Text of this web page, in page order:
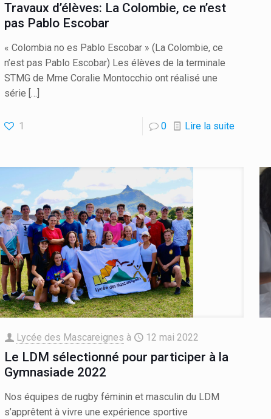
Travaux d’élèves: La Colombie, ce n’est
pas Pablo Escobar
« Colombia no es Pablo Escobar » (La Colombie, ce
n’est pas Pablo Escobar) Les élèves de la terminale
STMG de Mme Coralie Montocchio ont réalisé une
série […]
1 0 Lire la suite
Lycée des Mascareignes à 12 mai 2022
Le LDM sélectionné pour participer à la
Gymnasiade 2022
Nos équipes de rugby féminin et masculin du LDM
s’apprêtent à vivre une expérience sportive